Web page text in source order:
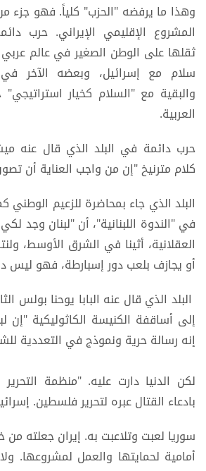
وهذا ما يرفضه "الحزب" كلياً. فهو جزء
المشروع الإقليمي الإيراني. حرب
ثقلها على الوطن الصغير في عالم
سلام مع إسرائيل، وبعضه الآخر
والبقية مع "السلام كخيار
العربية.
حرب دائمة في البلد الذي قال عنه
كلام مترنيخ "إن من واجب العناية أن
في "الندوة اللبنانية"، أن "لبنان وجد
العقلانية، أثينا في الشرق الأوسط،
أو يجازف بلعب دور إسبارطة، فهو ليس
إلى أساقفة الكنيسة الكاثوليكية "إن
إنه رسالة حرية ونموذج في التعددية
لكن الدنيا دارت عليه. "منظمة
بادعاء القتال عبره لتحرير فلسطين.
سوريا لعبت وتلاعبت به. إيران جعلته
أمامية لحمايتها والعمل لمشروعها.